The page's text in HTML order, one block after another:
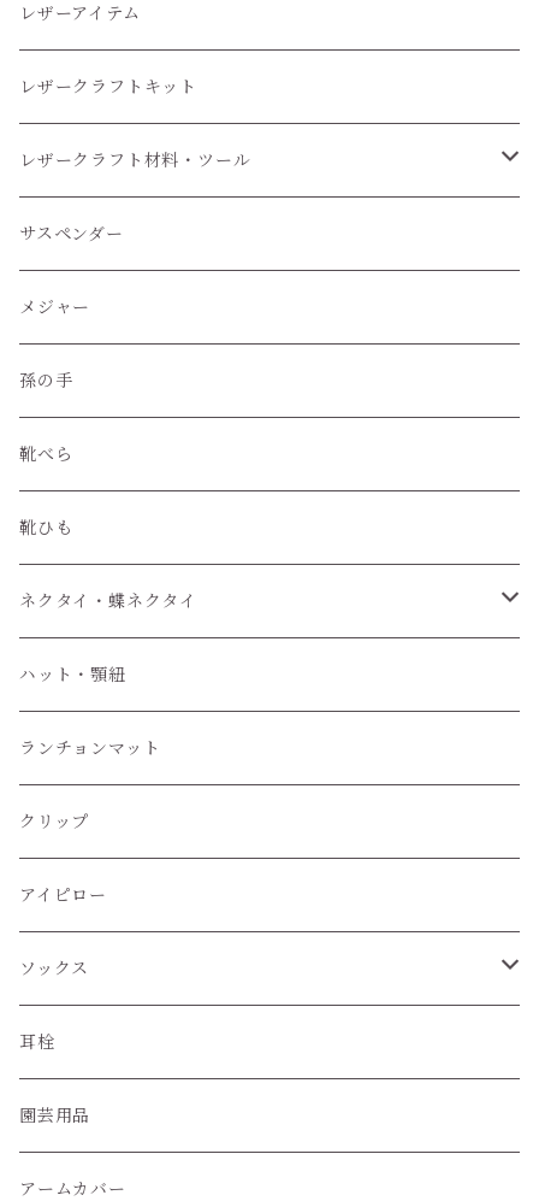
レザーアイテム
レザークラフトキット
レザークラフト材料・ツール
レザークラフトツール
レザークラフト材料
サスペンダー
メジャー
孫の手
靴べら
靴ひも
ネクタイ・蝶ネクタイ
ワンタッチネクタイ
蝶ネクタイ
ハット・顎紐
ランチョンマット
クリップ
アイピロー
ソックス
ハイソックス
クルー丈ソックス
くるぶし丈ソックス
耳栓
園芸用品
アームカバー